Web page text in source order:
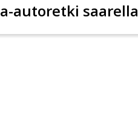
autoretki saarella